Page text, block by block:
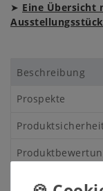
➤ Eine Übersicht
Beschreibung
Prospekte